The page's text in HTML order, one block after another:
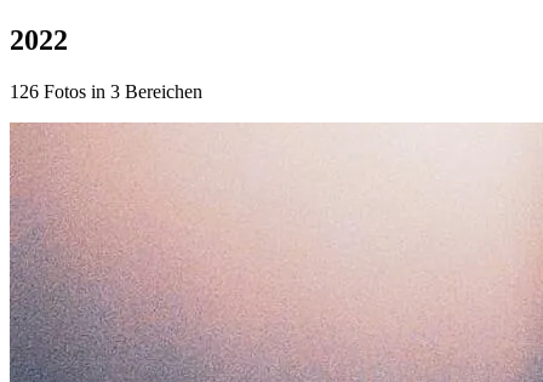
2022
126 Fotos in 3 Bereichen